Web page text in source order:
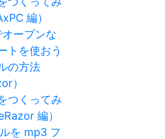
編）
ープンな
トを使おう
の方法
）
つくってみ
編）
を mp3 フ